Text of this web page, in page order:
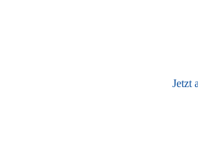
Jetzt